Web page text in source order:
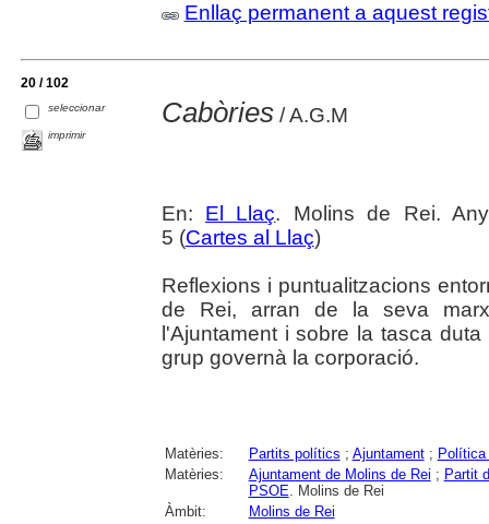
Enllaç permanent a aquest
20 / 102
seleccionar
imprimir
Cabòries/ A.G.M
En: El Llaç. Molins de Rei.
5 (Cartes al Llaç)
Reflexions i puntualitzacions
de Rei, arran de la seva
l'Ajuntament i sobre la tasca
grup governà la corporació.
Matèries: Partits polítics ; Ajuntament;
Matèries:
Ajuntament de Molins de Rei ; Partit
PSOE. Molins de Rei
Àmbit:
Molins de Rei